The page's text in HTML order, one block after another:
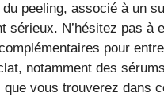
peeling, associé à un
sérieux. N’hésitez pas à
pour
notamment des
que vous trouverez dans